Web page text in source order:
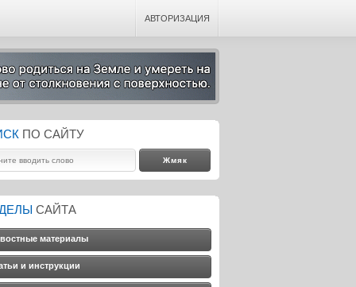
АВТОРИЗАЦИЯ
ПО САЙТУ
САЙТА
материалы
и инструкции